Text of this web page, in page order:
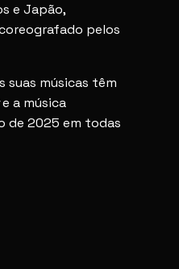
e Japão,
pelos
músicas têm
e a música
de 2025 em todas